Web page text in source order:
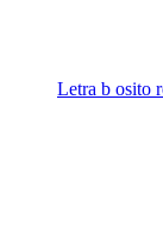
Letra b osito